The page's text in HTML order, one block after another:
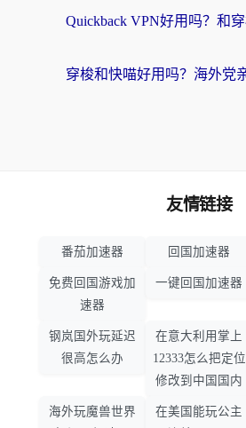
友情链接
番茄加速器 回国加速器
免费回国游戏加
速器
一键回国加速器
钢岚国外玩延迟
很高怎么办
在意大利用掌上
12333怎么把定位
修改到中国国内
海外玩魔兽世界
在美国能玩公主